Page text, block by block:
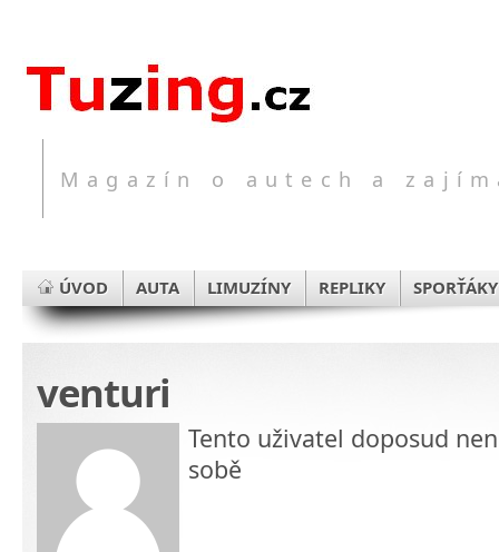
Magazín o autech a
ÚVOD AUTA LIMUZÍNY REPLIKY SPORŤÁKY
venturi
Tento uživatel doposud
sobě